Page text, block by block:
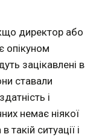
директор або
опікуном
зацікавлені в
ставали
і
немає ніякої
ситуації і